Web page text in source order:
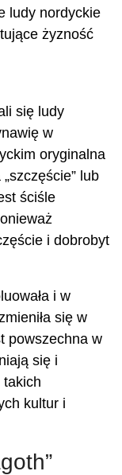
ludy nordyckie
żyzność
się ludy
w
oryginalna
lub
ściśle
i dobrobyt
i w
się w
powszechna w
się i
takich
kultur i